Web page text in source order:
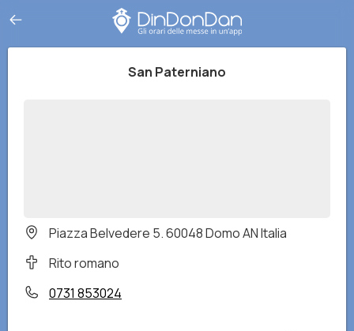
San Paterniano
Piazza Belvedere 5. 60048 Domo AN Italia
Rito romano
0731 853024